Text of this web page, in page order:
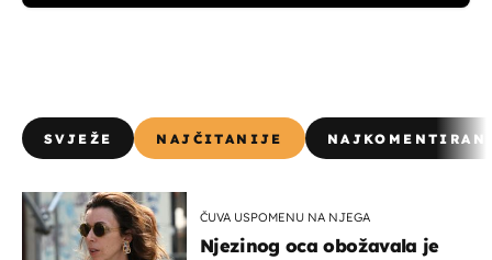
SVJEŽE NAJČITANIJE
ČUVA USPOMENU NA NJEGA
Njezinog oca obožavala je